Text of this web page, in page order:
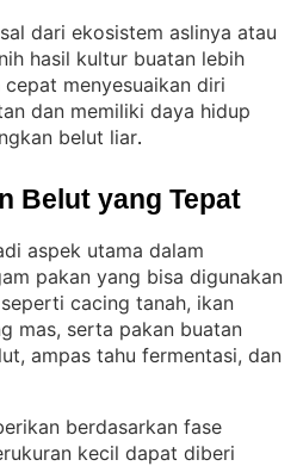
dari ekosistem aslinya atau
hasil kultur buatan lebih
menyesuaikan diri
dan memiliki daya hidup
belut liar.
Belut yang Tepat
aspek utama dalam
pakan yang bisa digunakan
cacing tanah, ikan
mas, serta pakan buatan
ampas tahu fermentasi, dan
berdasarkan fase
kecil dapat diberi